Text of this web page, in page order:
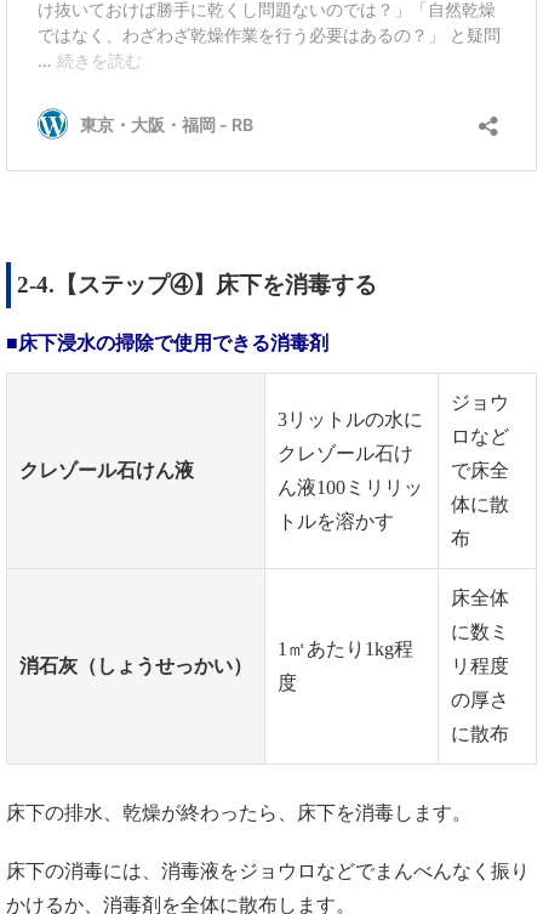
2-4.【ステップ④】床下を消毒する
■床下浸水の掃除で使用できる消毒剤
クレゾール石けん液
3リットルの水に
クレゾール石け
ん液100ミリリッ
トルを溶かす
ジョウ
ロなど
で床全
体に散
布
消石灰（しょうせっかい）
1㎡あたり1kg程
度
床全体
に数ミ
リ程度
の厚さ
に散布
床下の排水、乾燥が終わったら、床下を消毒します。
床下の消毒には、消毒液をジョウロなどでまんべんなく振り
かけるか、消毒剤を全体に散布します。